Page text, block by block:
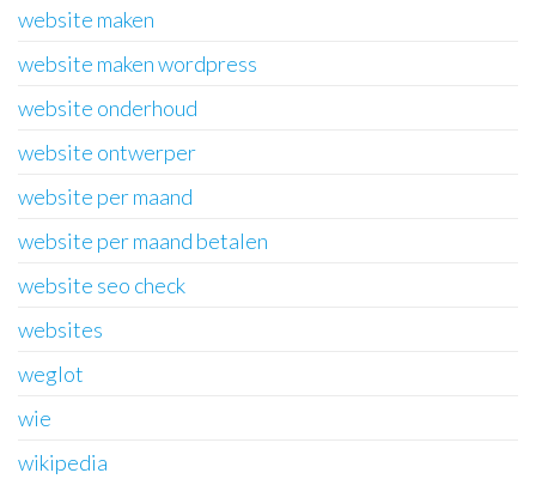
website maken
website maken wordpress
website onderhoud
website ontwerper
website per maand
website per maand betalen
website seo check
websites
weglot
wie
wikipedia